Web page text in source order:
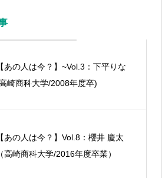
【あの人は今？】~Vol.3：下平りな
崎商科大学/2008年度卒)
【あの人は今？】Vol.8：櫻井 慶太
（高崎商科大学/2016年度卒業）